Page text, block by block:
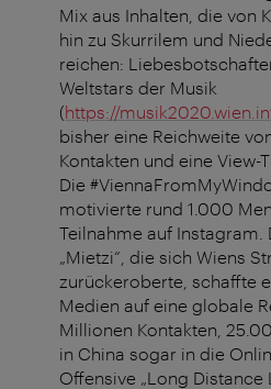
Mix aus Inhalten, die von
hin zu Skurrilem und
reichen:
Weltstars der Musik
(https://
bisher eine Reichweite
Kontakten und eine View-
Die
motivierte rund 1.000
Teilnahme auf Instagram.
„Mietzi“, die sich Wiens
zurückeroberte, schaffte
Medien auf eine globale
Millionen Kontakten,
in China sogar in die
Offensive „Long Distance